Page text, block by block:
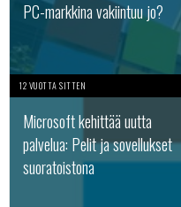
PC-markkina vakiintuu jo?
12 VUOTTA SITTEN
Microsoft kehittää uutta
palvelua: Pelit ja sovellukset
suoratoistona